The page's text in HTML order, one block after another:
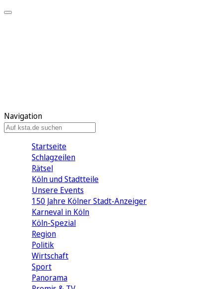
Navigation
Startseite
Schlagzeilen
Rätsel
Köln und Stadtteile
Unsere Events
150 Jahre Kölner Stadt-Anzeiger
Karneval in Köln
Köln-Spezial
Region
Politik
Wirtschaft
Sport
Panorama